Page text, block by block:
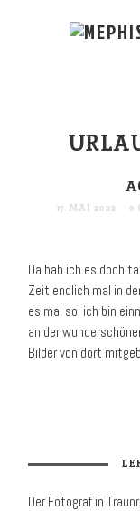
17. MAI 2022 0
Da hab ich es doch
Zeit endlich mal in
es mal so, ich bin
an der
Bilder von dort
Der Fotograf in